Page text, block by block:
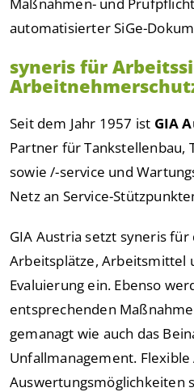
automatisierter SiGe-
syneris für
Seit dem Jahr 1957 ist GIA
Partner für Tankstellenbau,
sowie /-service und
Netz an Service-
GIA Austria setzt syneris
Arbeitsplätze, Arbeitsmittel
Evaluierung ein. Ebenso
entsprechenden
gemanagt wie auch das
Unfallmanagement.
Auswertungsmöglichkeiten